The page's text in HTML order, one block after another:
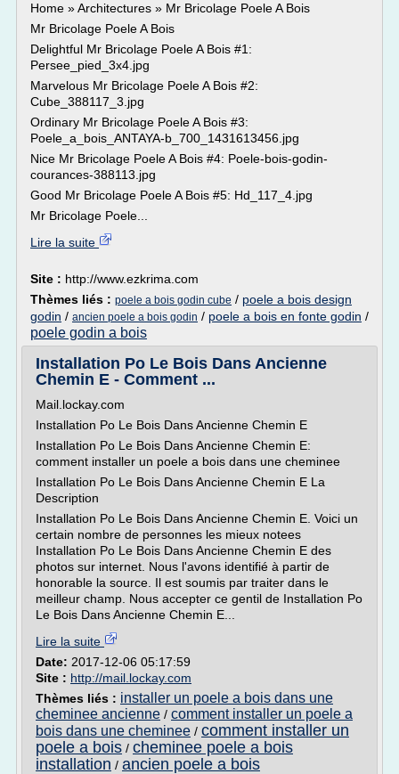
Home » Architectures » Mr Bricolage Poele A Bois
Mr Bricolage Poele A Bois
Delightful Mr Bricolage Poele A Bois #1:
Persee_pied_3x4.jpg
Marvelous Mr Bricolage Poele A Bois #2:
Cube_388117_3.jpg
Ordinary Mr Bricolage Poele A Bois #3:
Poele_a_bois_ANTAYA-b_700_1431613456.jpg
Nice Mr Bricolage Poele A Bois #4: Poele-bois-godin-
courances-388113.jpg
Good Mr Bricolage Poele A Bois #5: Hd_117_4.jpg
Mr Bricolage Poele...
Lire la suite
Site : http://www.ezkrima.com
Thèmes liés : poele a bois godin cube / poele a bois design
godin / ancien poele a bois godin / poele a bois en fonte godin /
poele godin a bois
Installation Po Le Bois Dans Ancienne
Chemin E - Comment ...
Mail.lockay.com
Installation Po Le Bois Dans Ancienne Chemin E
Installation Po Le Bois Dans Ancienne Chemin E:
comment installer un poele a bois dans une cheminee
Installation Po Le Bois Dans Ancienne Chemin E La
Description
Installation Po Le Bois Dans Ancienne Chemin E. Voici un
certain nombre de personnes les mieux notees
Installation Po Le Bois Dans Ancienne Chemin E des
photos sur internet. Nous l'avons identifié à partir de
honorable la source. Il est soumis par traiter dans le
meilleur champ. Nous accepter ce gentil de Installation Po
Le Bois Dans Ancienne Chemin E...
Lire la suite
Date: 2017-12-06 05:17:59
Site : http://mail.lockay.com
Thèmes liés : installer un poele a bois dans une
cheminee ancienne / comment installer un poele a
bois dans une cheminee / comment installer un
poele a bois / cheminee poele a bois
installation / ancien poele a bois